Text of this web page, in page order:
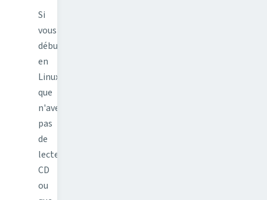
Si
vous
débutez
en
Linux,
que
n'avez
pas
de
lecteur
CD
ou